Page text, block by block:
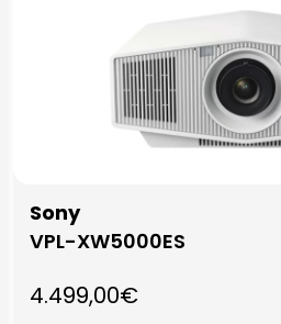
Sony
VPL-XW5000ES
4.499,00€